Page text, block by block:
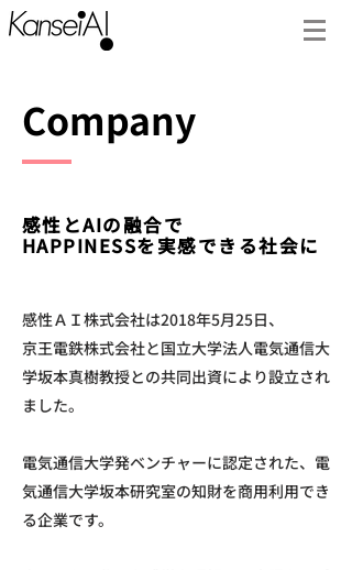
Company
Company
感性とAIの融合で
HAPPINESSを実感できる社会に
感性とAIの融合で
HAPPINESSを実感できる社会に
感性ＡＩ株式会社は2018年5月25日、
京王電鉄株式会社と国立大学法人電気通信大
学坂本真樹教授との共同出資により設立され
ました。
電気通信大学発ベンチャーに認定された、電
気通信大学坂本研究室の知財を商用利用でき
る企業です。